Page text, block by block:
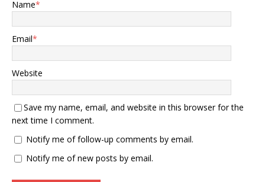
Name*
Email*
Website
Save my name, email, and website in this browser for the
next time I comment.
Notify me of follow-up comments by email.
Notify me of new posts by email.